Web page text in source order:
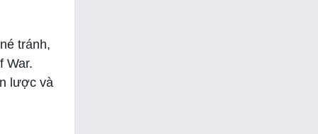
tránh,
War.
lược và